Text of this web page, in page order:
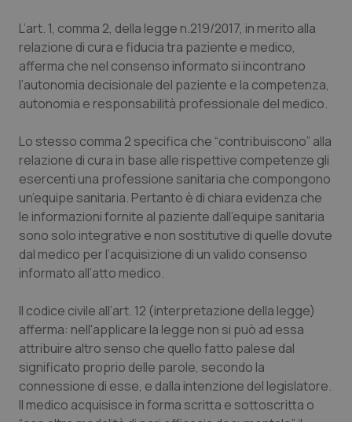
Lombardia
Marche
Molise
Piemonte
Provincia Autonoma di Bolzano
Provincia Autonoma di Trento
Puglia
Sardegna
Sicilia
Toscana
Dolore
Donna & Salute
Epatiti
HIV
Infezioni & Febbre
Ipertensione & Scompenso
Malattie rare
Malattia di Crohn & Rettocolite Ulcerosa
Neuroscienze & patologie neurodegenerative
Obesità
L’art. 1, comma 2, della legge n.219/2017, in merito alla
relazione di cura e fiducia tra paziente e medico,
afferma che nel consenso informato si incontrano
l’autonomia decisionale del paziente e la competenza,
autonomia e responsabilità professionale del medico.
Lo stesso comma 2 specifica che “contribuiscono” alla
relazione di cura in base alle rispettive competenze gli
esercenti una professione sanitaria che compongono
un’equipe sanitaria. Pertanto è di chiara evidenza che
le informazioni fornite al paziente dall’equipe sanitaria
sono solo integrative e non sostitutive di quelle dovute
dal medico per l’acquisizione di un valido consenso
informato all’atto medico.
Il codice civile all’art. 12 (interpretazione della legge)
afferma: nell'applicare la legge non si può ad essa
attribuire altro senso che quello fatto palese dal
significato proprio delle parole, secondo la
connessione di esse, e dalla intenzione del legislatore.
Il medico acquisisce in forma scritta e sottoscritta o